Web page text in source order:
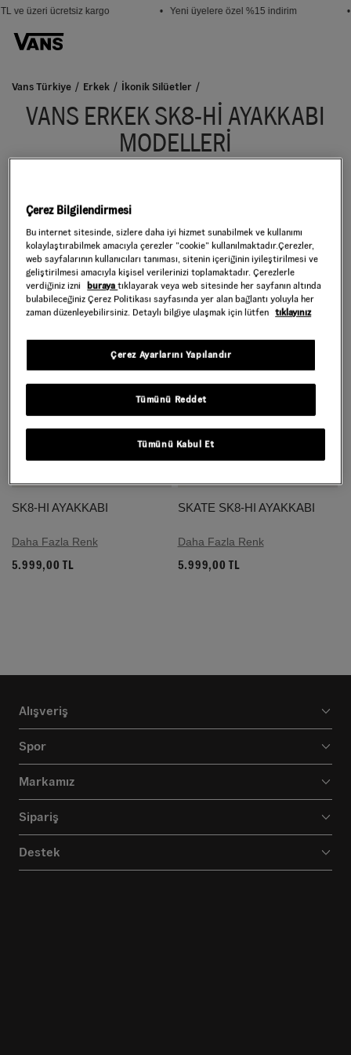
ve üzeri ücretsiz kargo • Yeni üyelere özel %15 indirim
Vans Türkiye Erkek İkonik Silüetler
VANS ERKEK SK8-Hİ AYAKKABI
MODELLERİ
Filtrele Sırala:Seçiniz
SK8-HI AYAKKABI
Daha Fazla Renk
5.999,00 TL
SKATE SK8-HI AYAKKABI
Daha Fazla Renk
5.999,00 TL
Alışveriş
Spor
Markamız
Sipariş
Destek
Çerez Bilgilendirmesi
Bu internet sitesinde, sizlere daha iyi hizmet sunabilmek ve kullanımı
kolaylaştırabilmek amacıyla çerezler ”cookie” kullanılmaktadır.Çerezler,
web sayfalarının kullanıcıları tanıması, sitenin içeriğinin iyileştirilmesi ve
geliştirilmesi amacıyla kişisel verilerinizi toplamaktadır. Çerezlerle
verdiğiniz izni
burayatıklayarak veya web sitesinde her sayfanın altında
bulabileceğiniz Çerez Politikası sayfasında yer alan bağlantı yoluyla her
zaman düzenleyebilirsiniz. Detaylı bilgiye ulaşmak için lütfen tıklayınız
Tümünü Reddet
Tümünü Kabul Et
Çerez Ayarlarını Yapılandır